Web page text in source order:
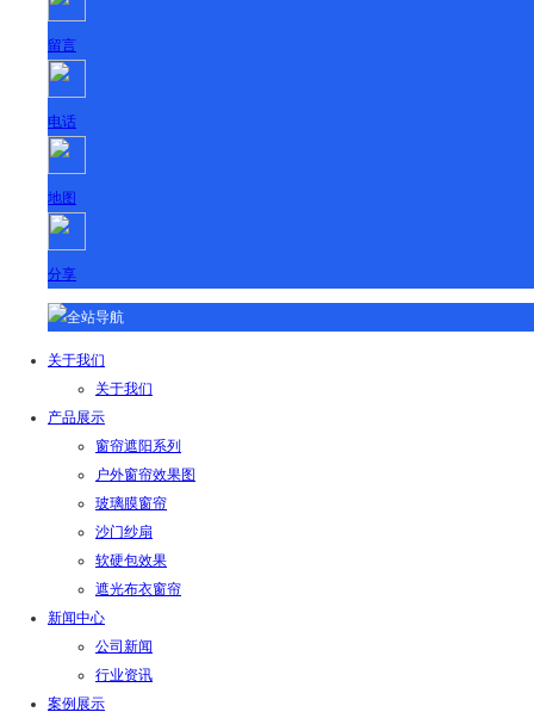
留言
电话
地图
分享
全站导航
关于我们
关于我们
产品展示
窗帘遮阳系列
户外窗帘效果图
玻璃膜窗帘
沙门纱扇
软硬包效果
遮光布衣窗帘
新闻中心
公司新闻
行业资讯
案例展示